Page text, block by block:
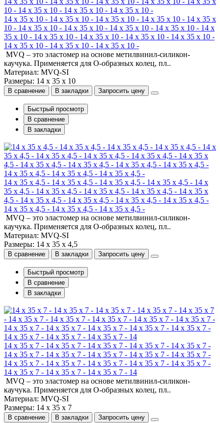
14 x 35 x 10 - 14 x 35 x 10 - 14 x 35 x 10 - 14 x 35 x 10 - 14 x 35 x
10 - 14 x 35 x 10 - 14 x 35 x 10 - 14 x 35 x 10 - 14 x 35 x 10 - 14 x
35 x 10 - 14 x 35 x 10 - 14 x 35 x 10 - 14 x 35 x 10 - 14 x 35 x 10 -
14 x 35 x 10 - 14 x 35 x 10 - 14 x 35 x 10 -
MVQ – это эластомер на основе метилвинил-силикон-
каучука. Применяется для О-образных колец, пл..
Материал: MVQ-SI
Размеры: 14 x 35 x 10
В сравнение В закладки Запросить цену
Быстрый просмотр
В сравнение
В закладки
14 x 35 x 4,5 - 14 x 35 x 4,5 - 14 x 35 x 4,5 - 14 x 35 x 4,5 - 14 x
35 x 4,5 - 14 x 35 x 4,5 - 14 x 35 x 4,5 - 14 x 35 x 4,5 - 14 x 35 x
4,5 - 14 x 35 x 4,5 - 14 x 35 x 4,5 - 14 x 35 x 4,5 - 14 x 35 x 4,5 -
14 x 35 x 4,5 - 14 x 35 x 4,5 - 14 x 35 x 4,5 -
MVQ – это эластомер на основе метилвинил-силикон-
каучука. Применяется для О-образных колец, пл..
Материал: MVQ-SI
Размеры: 14 x 35 x 4,5
В сравнение В закладки Запросить цену
Быстрый просмотр
В сравнение
В закладки
14 x 35 x 7 - 14 x 35 x 7 - 14 x 35 x 7 - 14 x 35 x 7 - 14 x 35 x 7 -
14 x 35 x 7 - 14 x 35 x 7 - 14 x 35 x 7 - 14 x 35 x 7 - 14 x 35 x 7 -
14 x 35 x 7 - 14 x 35 x 7 - 14 x 35 x 7 - 14 x 35 x 7 - 14 x 35 x 7 -
14 x 35 x 7 - 14 x 35 x 7 - 14 x 35 x 7 - 14
MVQ – это эластомер на основе метилвинил-силикон-
каучука. Применяется для О-образных колец, пл..
Материал: MVQ-SI
Размеры: 14 x 35 x 7
В сравнение В закладки Запросить цену